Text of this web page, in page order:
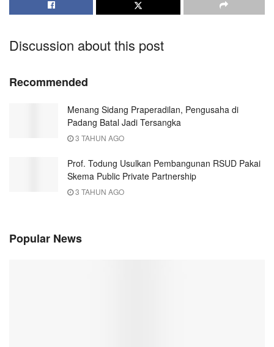
Discussion about this post
Recommended
Menang Sidang Praperadilan, Pengusaha di
Padang Batal Jadi Tersangka
3 TAHUN AGO
Prof. Todung Usulkan Pembangunan RSUD Pakai
Skema Public Private Partnership
3 TAHUN AGO
Popular News